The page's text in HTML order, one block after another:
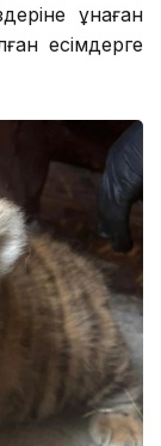
ұнаған
есімдерге